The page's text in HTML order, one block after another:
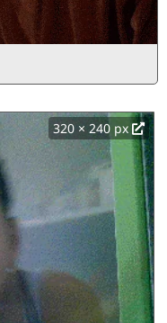
320 × 240 px